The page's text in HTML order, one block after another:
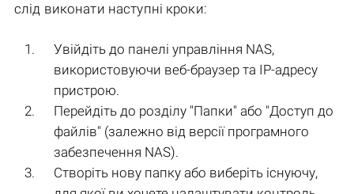
слід виконати наступні кроки:
Увійдіть до панелі управління NAS,
використовуючи веб-браузер та IP-адресу
пристрою.
Перейдіть до розділу "Папки" або "Доступ до
файлів" (залежно від версії програмного
забезпечення NAS).
Створіть нову папку або виберіть існуючу,